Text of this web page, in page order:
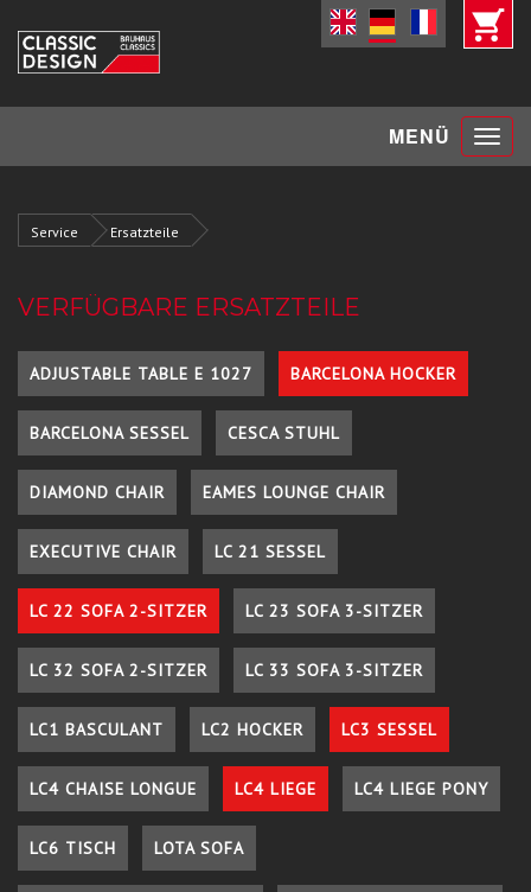
MENÜ Toggle
Service Ersatzteile
VERFÜGBARE ERSATZTEILE
ADJUSTABLE TABLE E 1027 BARCELONA HOCKER
BARCELONA SESSEL CESCA STUHL
DIAMOND CHAIR EAMES LOUNGE CHAIR
EXECUTIVE CHAIR LC 21 SESSEL
LC 22 SOFA 2-SITZER LC 23 SOFA 3-SITZER
LC 32 SOFA 2-SITZER LC 33 SOFA 3-SITZER
LC1 BASCULANT LC2 HOCKER LC3 SESSEL
LC4 CHAISE LONGUE LC4 LIEGE LC4 LIEGE PONY
LC6 TISCH LOTA SOFA